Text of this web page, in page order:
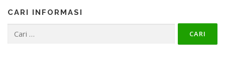
CARI INFORMASI
untuk: